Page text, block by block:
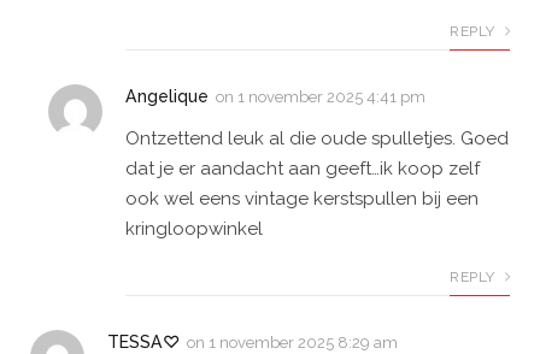
REPLY
Angelique on 1 november 2025 4:41 pm
Ontzettend leuk al die oude spulletjes. Goed
dat je er aandacht aan geeft…ik koop zelf
ook wel eens vintage kerstspullen bij een
kringloopwinkel
REPLY
TESSA♡ on 1 november 2025 8:29 am